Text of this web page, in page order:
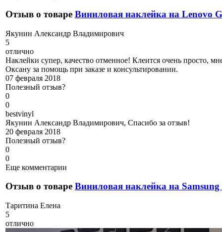
Отзыв о товаре Виниловая наклейка на Lenovo
Якунин Александр Владимирович
5
отлично
Наклейки супер, качество отменное! Клеится очень просто,
Оксану за помощь при заказе и консультировании.
07 февраля 2018
Полезный отзыв?
0
0
bestvinyl
Якунин Александр Владимирович, Спасибо за отзыв!
20 февраля 2018
Полезный отзыв?
0
0
Еще комментарии
Отзыв о товаре Виниловая наклейка на
Таритина Елена
5
отлично